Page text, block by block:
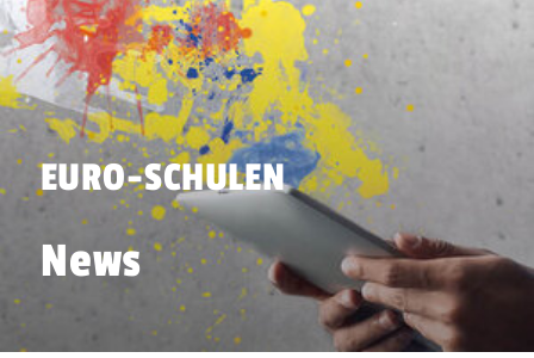
EURO-SCHULEN
News